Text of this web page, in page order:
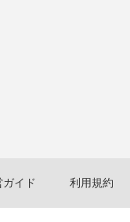
ガイド 利用規約